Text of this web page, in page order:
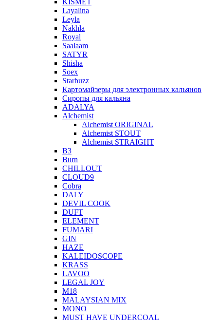
Layalina
Leyla
Nakhla
Royal
Saalaam
SATYR
Shisha
Soex
Starbuzz
Картомайзеры для электронных кальянов
Сиропы для кальяна
ADALYA
Alchemist
Alchemist ORIGINAL
Alchemist STOUT
Alchemist STRAIGHT
B3
Burn
CHILLOUT
CLOUD9
Cobra
DALY
DEVIL COOK
DUFT
ELEMENT
FUMARI
GIN
HAZE
KALEIDOSCOPE
KRASS
LAVOO
LEGAL JOY
M18
MALAYSIAN MIX
MONO
MUST HAVE UNDERCOAL